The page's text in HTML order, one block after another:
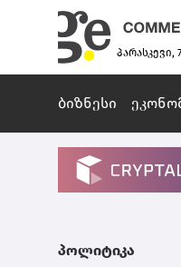
პარასკევი,
ბიზნესი
პოლიტიკა